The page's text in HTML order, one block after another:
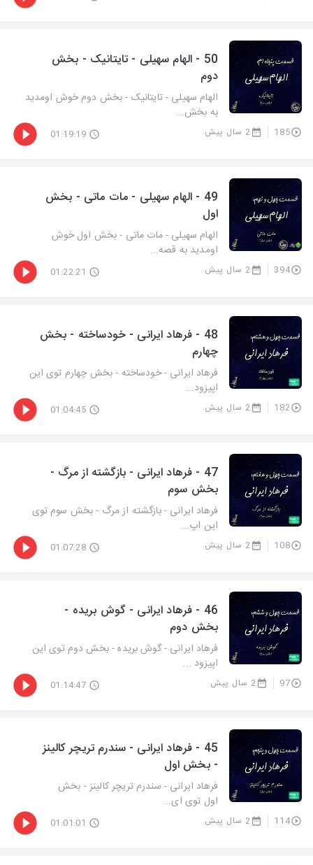
50 - الهام سهیلی - تایتانیک - بخش
دوم
الهام سهیلی - تایتانیک - بخش دوم خوش اومدید
به بخش...
185 2 سال پیش 01:19:19
49 - الهام سهیلی - مات ماتی - بخش
اول
الهام سهیلی - مات ماتی - بخش اول خوش
اومدید به قصه...
394 2 سال پیش 01:22:21
48 - فرهاد ایرانی - خودساخته - بخش
چهارم
فرهاد ایرانی - خودساخته - بخش چهارم توی این
اپیزود...
182 2 سال پیش 01:04:45
47 - فرهاد ایرانی - بازگشته از مرگ -
بخش سوم
فرهاد ایرانی - بازگشته از مرگ - بخش سوم توی
این اپ...
108 2 سال پیش 01:07:28
46 - فرهاد ایرانی - گوش بریده -
بخش دوم
فرهاد ایرانی - گوش بریده - بخش دوم توی این
اپیزود ...
97 2 سال پیش 01:14:47
45 - فرهاد ایرانی - سندرم تریچر کالینز
- بخش اول
فرهاد ایرانی - سندرم تریچر کالینز - بخش
اول توی ای...
114 2 سال پیش 01:01:01